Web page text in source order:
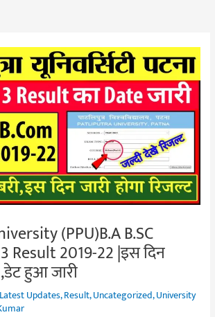
(PPU)B.A B.SC
Result 2019-22 |इस दिन
हुआ जारी
Latest Updates,Result,Uncategorized,University